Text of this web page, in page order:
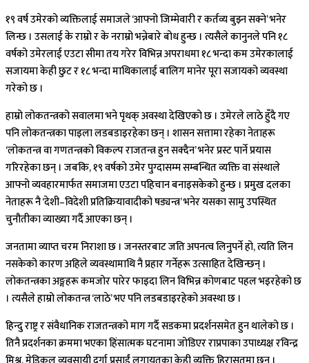
१९ वर्ष उमेरको व्यक्तिलाई समाजले ‘आफ्नो जिम्मेवारी र कर्तव्य बुझ्न सक्ने’ भनेर
लिन्छ । उसलाई के राम्रो र के नराम्रो भन्नेबारे बोध हुन्छ । त्यसैले कानुनले पनि १८
वर्षको उमेरलाई एउटा सीमा तय गरेर विभिन्न अपराधमा १८ भन्दा कम उमेरकालाई
सजायमा केही छुट र १८ भन्दा माथिकालाई बालिग मानेर पूरा सजायको व्यवस्था
गरेको छ ।
हाम्रो लोकतन्त्रको सवालमा भने पृथक् अवस्था देखिएको छ । उमेरले लाठे हुँदै गए
पनि लोकतन्त्रका पाइला लडबडाइरहेका छन् । शासन सत्तामा रहेका नेताहरू
‘लोकतन्त्र वा गणतन्त्रको विकल्प राजतन्त्र हुन सक्दैन’ भनेर प्रस्ट पार्ने प्रयास
गरिरहेका छन् । जबकि, १९ वर्षको उमेर पुग्दासम्म सम्बन्धित व्यक्ति वा संस्थाले
आफ्नो व्यवहारमार्फत समाजमा एउटा पहिचान बनाइसकेको हुन्छ । प्रमुख दलका
नेताहरू नै ‘देशी–विदेशी प्रतिक्रियावादीको षड्यन्त्र’ भनेर यसका सामु उपस्थित
चुनौतीका व्याख्या गर्दै आएका छन् ।
जनतामा व्याप्त चरम निराशा छ । जनस्तरबाट जति अपनत्व लिनुपर्ने हो, त्यति लिन
नसकेको कारण अहिले व्यवस्थामाथि नै प्रहार गर्नेहरू उत्साहित देखिन्छन् ।
लोकतन्त्रका अङ्गहरू कमजोर पारेर फाइदा लिन विभिन्न कोणबाट पहल भइरहेको छ
। त्यसैले हाम्रो लोकतन्त्र ‘लाठे’ भए पनि लडबडाइरहेको अवस्था छ ।
हिन्दु राष्ट्र र संवैधानिक राजतन्त्रको माग गर्दै सडकमा प्रदर्शनसमेत हुन थालेको छ ।
तिनै प्रदर्शनका क्रममा भएका हिंसात्मक घटनामा जोडिएर राप्रपाका उपाध्यक्ष रविन्द्र